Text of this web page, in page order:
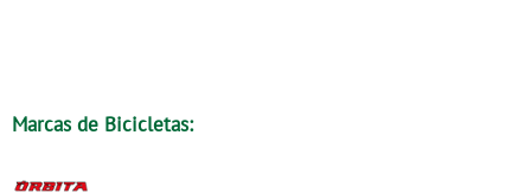
Marcas de Bicicletas: